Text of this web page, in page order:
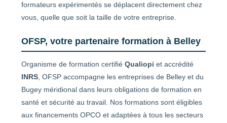
formateurs expérimentés se déplacent directement chez
vous, quelle que soit la taille de votre entreprise.
OFSP, votre partenaire formation à Belley
Organisme de formation certifié Qualiopi et accrédité
INRS , OFSP accompagne les entreprises de Belley et du
Bugey méridional dans leurs obligations de formation en
santé et sécurité au travail. Nos formations sont éligibles
aux financements OPCO et adaptées à tous les secteurs